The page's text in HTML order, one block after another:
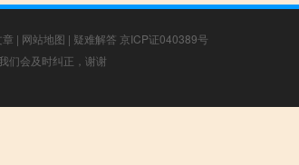
| 网站地图 | 疑难解答 京ICP证040389号
们会及时纠正，谢谢